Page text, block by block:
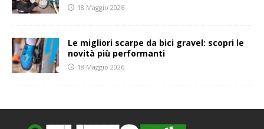
18 Maggio 2026
Le migliori scarpe da bici gravel: scopri le
novità più performanti
18 Maggio 2026